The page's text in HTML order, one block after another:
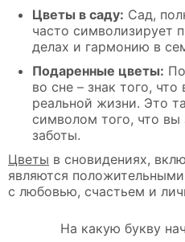
Цветы в саду: Сад,
часто символизирует
делах и гармонию в
Подаренные цветы:
во сне – знак того,
реальной жизни. Это
символом того, что вы
заботы.
Цветы в сновидениях,
являются
с любовью, счастьем и
На какую букву